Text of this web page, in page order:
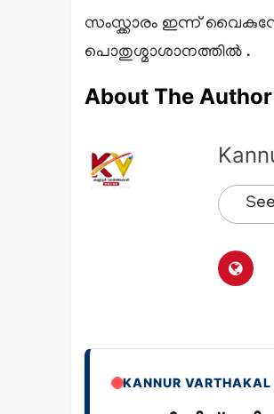
സംസ്ക്കാരം ഇന്ന്
പൊതുശ്മാശാനത്തിൽ .
About The Author
KANNUR